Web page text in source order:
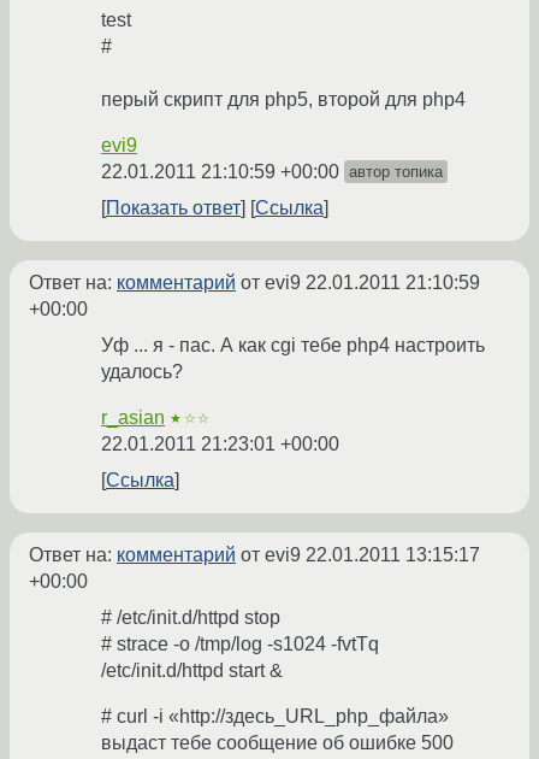
test
#
перый скрипт для php5, второй для php4
evi9
22.01.2011 21:10:59 +00:00 автор топика
Показать ответ Ссылка
Ответ на: комментарий от evi9 22.01.2011 21:10:59
+00:00
Уф ... я - пас. А как cgi тебе php4 настроить
удалось?
r_asian ★☆☆
22.01.2011 21:23:01 +00:00
Ссылка
Ответ на: комментарий от evi9 22.01.2011 13:15:17
+00:00
# /etc/init.d/httpd stop
# strace -o /tmp/log -s1024 -fvtTq
/etc/init.d/httpd start &
# curl -i «http://здесь_URL_php_файла»
выдаст тебе сообщение об ошибке 500